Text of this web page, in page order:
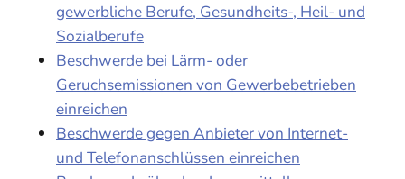
gewerbliche Berufe, Gesundheits-, Heil- und
Sozialberufe
Beschwerde bei Lärm- oder
Geruchsemissionen von Gewerbebetrieben
einreichen
Beschwerde gegen Anbieter von Internet-
und Telefonanschlüssen einreichen